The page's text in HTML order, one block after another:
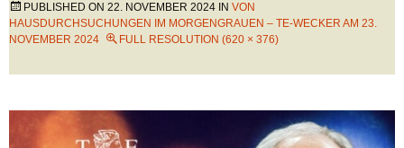
PUBLISHED ON 22. NOVEMBER 2024 IN VON
HAUSDURCHSUCHUNGEN IM MORGENGRAUEN – TE-WECKER AM 23.
NOVEMBER 2024
FULL RESOLUTION (620 × 376)